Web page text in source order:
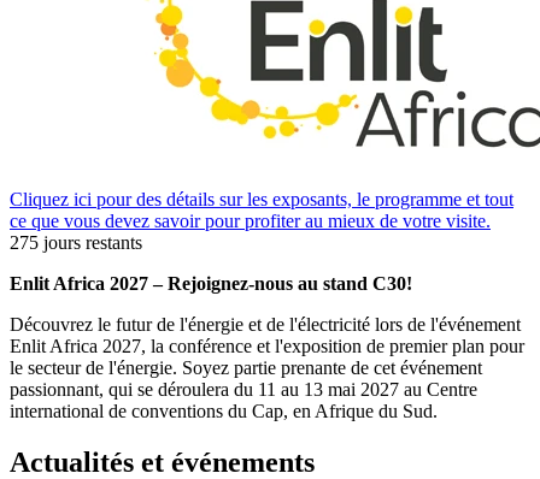
Cliquez ici pour des détails sur les exposants, le programme et tout
ce que vous devez savoir pour profiter au mieux de votre visite.
275 jours restants
Enlit Africa 2027 – Rejoignez-nous au stand C30!
Découvrez le futur de l'énergie et de l'électricité lors de l'événement
Enlit Africa 2027, la conférence et l'exposition de premier plan pour
le secteur de l'énergie. Soyez partie prenante de cet événement
passionnant, qui se déroulera du 11 au 13 mai 2027 au Centre
international de conventions du Cap, en Afrique du Sud.
Actualités et événements